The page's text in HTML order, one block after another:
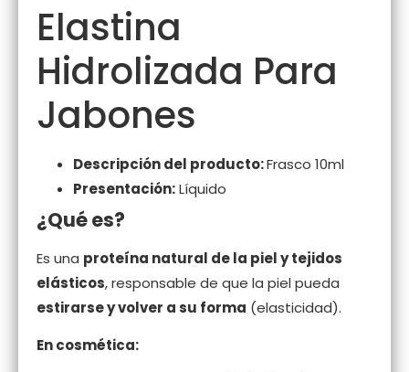
Elastina
Hidrolizada Para
Jabones
Descripción del producto:Frasco 10ml
Presentación:Líquido
¿Qué es?
Es una proteína natural de la piel y tejidos
elásticos, responsable de que la piel pueda
estirarse y volver a su forma (elasticidad).
En cosmética: